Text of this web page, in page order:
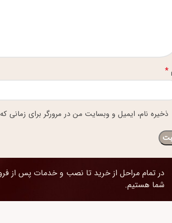
*
ذخیره نام، ایمیل و وبسایت من در مرورگر برای زمانی
در تمام مراحل از خرید تا نصب و خدمات پس از
شما هستیم.